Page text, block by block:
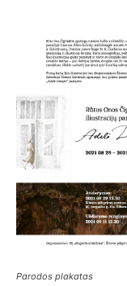
Parodos plakatas